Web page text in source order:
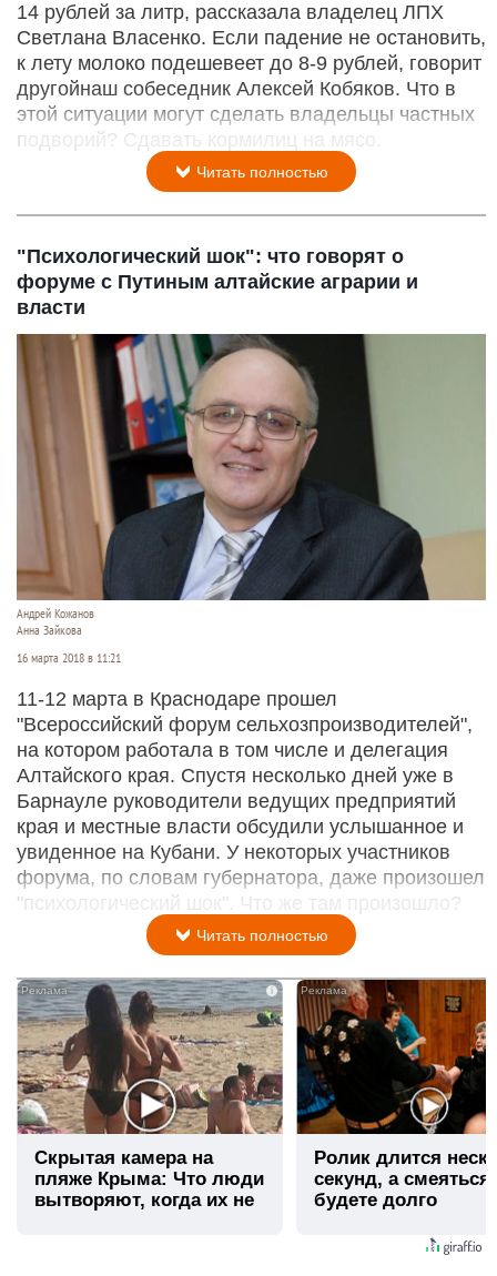
14 рублей за литр, рассказала владелец ЛПХ
Светлана Власенко. Если падение не остановить,
к лету молоко подешевеет до 8-9 рублей, говорит
другойнаш собеседник Алексей Кобяков. Что в
этой ситуации могут сделать владельцы частных
подворий? Сдавать кормилиц на мясо.
Читать полностью
"Психологический шок": что говорят о
форуме с Путиным алтайские аграрии и
власти
Андрей Кожанов
Анна Зайкова
16 марта 2018 в 11:21
11-12 марта в Краснодаре прошел
"Всероссийский форум сельхозпроизводителей",
на котором работала в том числе и делегация
Алтайского края. Спустя несколько дней уже в
Барнауле руководители ведущих предприятий
края и местные власти обсудили услышанное и
увиденное на Кубани. У некоторых участников
форума, по словам губернатора, даже произошел
"психологический шок". Что же там произошло?
Читать полностью
i
Скрытая камера на
пляже Крыма: Что люди
вытворяют, когда их не
Ролик длится
секунд, а
будете долго